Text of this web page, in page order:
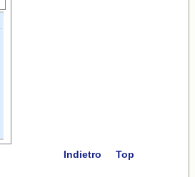
Indietro
Top